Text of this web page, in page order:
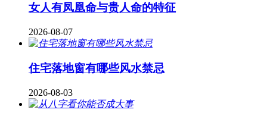
女人有凤凰命与贵人命的特征
2026-08-07
住宅落地窗有哪些风水禁忌
2026-08-03